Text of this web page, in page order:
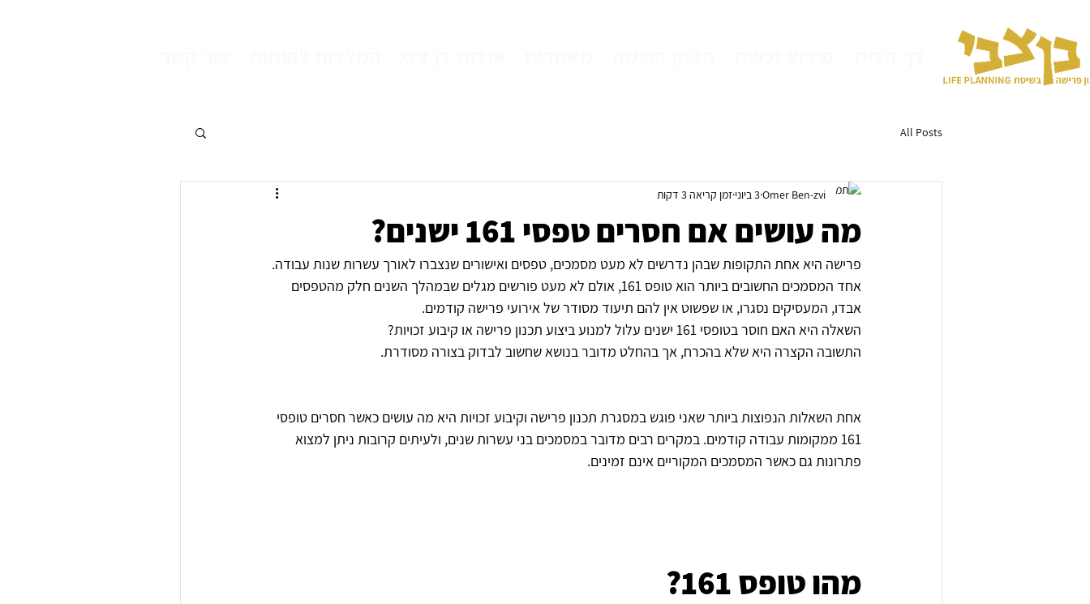
All Posts
מה עושים אם חסרים טפסי 161 ישנים?
Omer Ben-zvi3 ביוני זמן קריאה 3 דקות
פרישה היא אחת התקופות שבהן נדרשים לא מעט מסמכים, טפסים ואישורים שנצברו לאורך עשרות שנות עבודה.
אחד המסמכים החשובים ביותר הוא טופס 161, אולם לא מעט פורשים מגלים שבמהלך השנים חלק מהטפסים
אבדו, המעסיקים נסגרו, או שפשוט אין להם תיעוד מסודר של אירועי פרישה קודמים.
השאלה היא האם חוסר בטופסי 161 ישנים עלול למנוע ביצוע תכנון פרישה או קיבוע זכויות?
התשובה הקצרה היא שלא בהכרח, אך בהחלט מדובר בנושא שחשוב לבדוק בצורה מסודרת.
אחת השאלות הנפוצות ביותר שאני פוגש במסגרת תכנון פרישה וקיבוע זכויות היא מה עושים כאשר חסרים טופסי
161 ממקומות עבודה קודמים. במקרים רבים מדובר במסמכים בני עשרות שנים, ולעיתים קרובות ניתן למצוא
פתרונות גם כאשר המסמכים המקוריים אינם זמינים.
מהו טופס 161?